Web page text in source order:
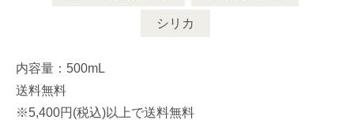
シリカ
内容量：500mL
送料無料
※5,400円(税込)以上で送料無料